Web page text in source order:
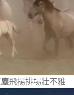
飛揚排場壯不雅